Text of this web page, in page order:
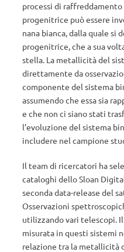
processi di
progenitrice può essere
nana bianca, dalla quale si
progenitrice, che a sua
stella. La metallicità del
direttamente da
componente del sistema
assumendo che essa sia
e che non ci siano stati
l’evoluzione del sistema
includere nel campione
Il team di ricercatori ha
cataloghi dello Sloan
seconda data-release del
Osservazioni
utilizzando vari telescopi.
misurata in questi sistemi
relazione tra la metallicità